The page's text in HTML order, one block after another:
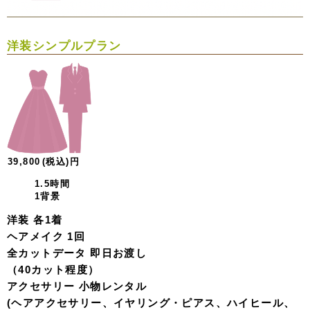
洋装シンプルプラン
39,800 (税込) 円
1.5時間
1背景
洋装 各1着
ヘアメイク 1回
全カットデータ 即日お渡し
（40カット程度）
アクセサリー 小物レンタル
(ヘアアクセサリー、イヤリング・ピアス、ハイヒール、